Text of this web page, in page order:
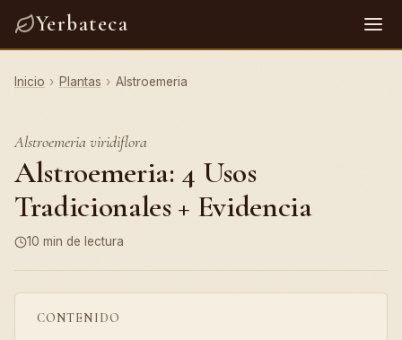
Yerbateca
Inicio › Plantas › Alstroemeria
Alstroemeria viridiflora
Alstroemeria: 4 Usos
Tradicionales + Evidencia
10 min de lectura
CONTENIDO